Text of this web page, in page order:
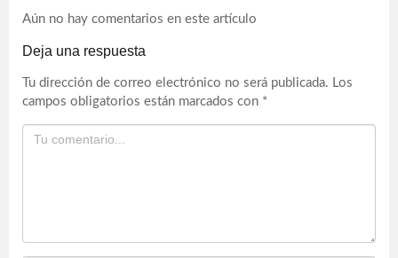
Aún no hay comentarios en este artículo
Deja una respuesta
Tu dirección de correo electrónico no será publicada. Los
campos obligatorios están marcados con *